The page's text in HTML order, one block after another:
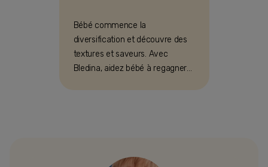
Bébé commence la
diversification et découvre des
textures et saveurs. Avec
Bledina, aidez bébé à regagner